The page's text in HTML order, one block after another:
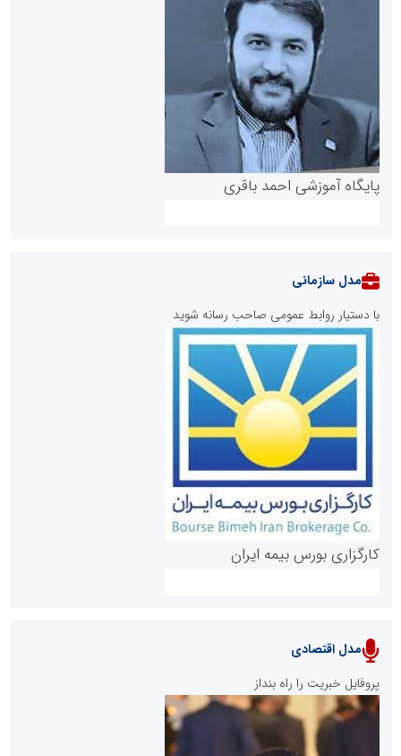
پایگاه آموزشی احمد باقری
روابط عمومی خبرگزاری گزارش خبر
پایگاه خبری نهضت ملی مسکن
مدل سازمانی
با دستیار روابط عمومی صاحب رسانه شوید
کارگزاری بورس بیمه ایران
مدل اقتصادی
پروفایل خبریت را راه بنداز